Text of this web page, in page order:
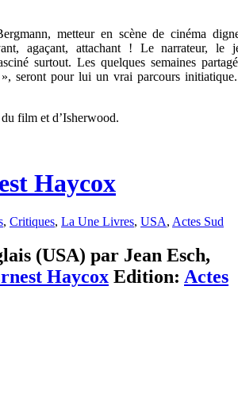
metteur en scène de cinéma
agaçant, attachant ! Le narrateur, le
surtout. Les quelques semaines
seront pour lui un vrai parcours
du film et d’Isherwood.
Haycox
, Critiques, La Une Livres, USA, Actes Sud
(USA) par Jean Esch,
Haycox Edition: Actes